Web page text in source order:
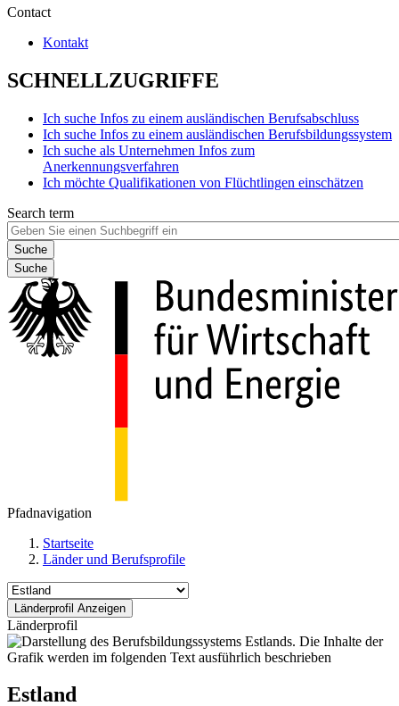
Contact
Kontakt
SCHNELLZUGRIFFE
Ich suche Infos zu einem ausländischen Berufsabschluss
Ich suche Infos zu einem ausländischen Berufsbildungssystem
Ich suche als Unternehmen Infos zum
Anerkennungsverfahren
Ich möchte Qualifikationen von Flüchtlingen einschätzen
Search term
Suche
Pfadnavigation
Startseite
Länder und Berufsprofile
Länderprofil
Estland